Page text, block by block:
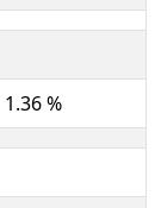
1.36 %